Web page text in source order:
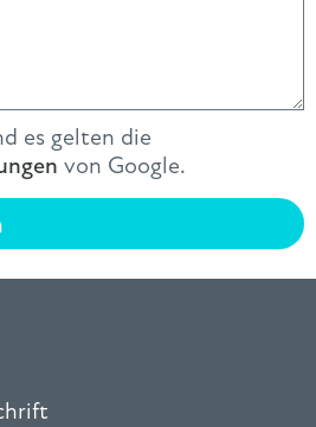
es gelten die
von Google.